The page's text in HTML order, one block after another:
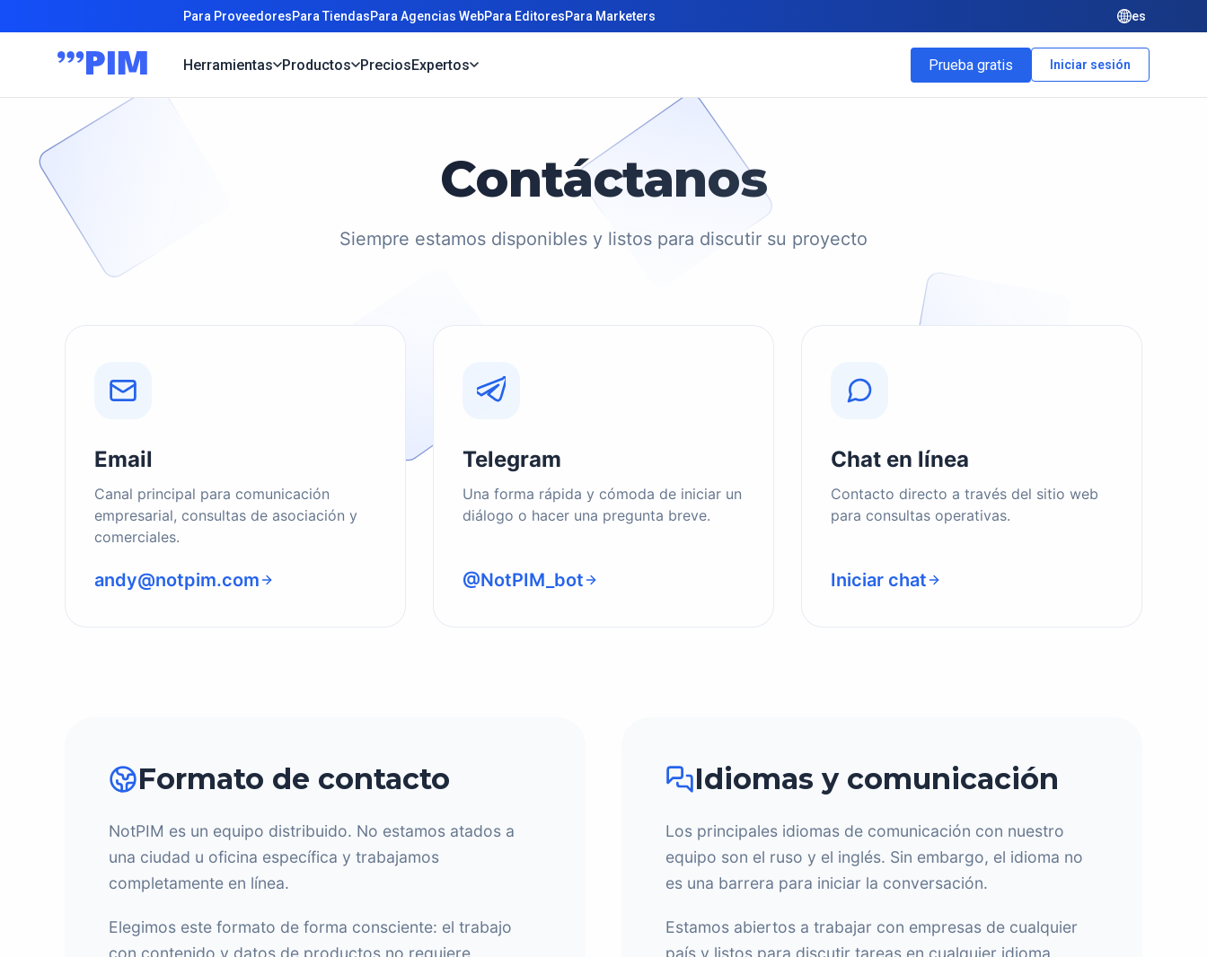
Para ProveedoresPara TiendasPara Agencias WebPara EditoresPara Marketers es
Herramientas Productos PreciosExpertos Prueba gratis Iniciar sesión
Contáctanos
Siempre estamos disponibles y listos para discutir su proyecto
Email
Canal principal para comunicación
empresarial, consultas de asociación y
comerciales.
andy@notpim.com
Telegram
Una forma rápida y cómoda de iniciar un
diálogo o hacer una pregunta breve.
@NotPIM_bot
Chat en línea
Contacto directo a través del sitio web
para consultas operativas.
Iniciar chat
Formato de contacto
NotPIM es un equipo distribuido. No estamos atados a
una ciudad u oficina específica y trabajamos
completamente en línea.
Elegimos este formato de forma consciente: el trabajo
con contenido y datos de productos no requiere
Idiomas y comunicación
Los principales idiomas de comunicación con nuestro
equipo son el ruso y el inglés. Sin embargo, el idioma no
es una barrera para iniciar la conversación.
Estamos abiertos a trabajar con empresas de cualquier
país y listos para discutir tareas en cualquier idioma,